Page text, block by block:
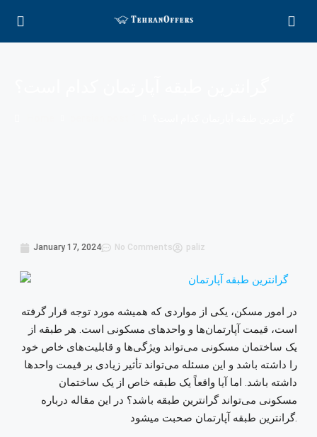
January 17, 2024 No Comments paliz
در امور مسکن، یکی از مواردی که همیشه مورد توجه قرار گرفته
است، قیمت آپارتمان‌ها و واحدهای مسکونی است. هر طبقه از
یک ساختمان مسکونی می‌تواند ویژگی‌ها و قابلیت‌های خاص خود
را داشته باشد و این مسئله می‌تواند تأثیر زیادی بر قیمت واحدها
داشته باشد. اما آیا واقعاً یک طبقه خاص از یک ساختمان
مسکونی می‌تواند گرانترین طبقه باشد؟ در این مقاله درباره
گرانترین طبقه آپارتمان صحبت میشود.